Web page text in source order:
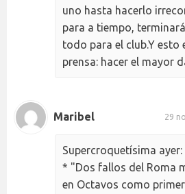
uno hasta hacerlo
para a tiempo,
todo para el club.Y esto
prensa: hacer el mayor
Maribel 29
Supercroquetísima ayer:
* "Dos fallos del Roma
en Octavos como